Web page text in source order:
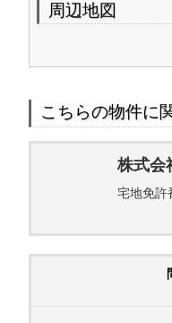
周辺地図
こちらの物件に
株式会
宅地免許